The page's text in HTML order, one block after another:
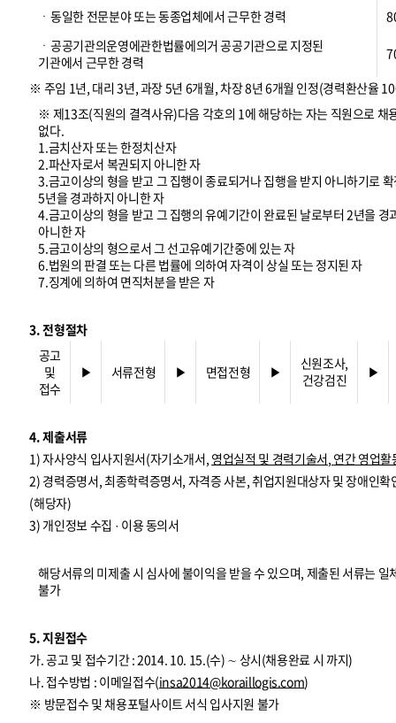
ㆍ동일한 전문분야 또는 동종업체에서 근무한 경력
ㆍ공공기관의운영에관한법률에의거 공공기관으로 지정된
기관에서 근무한 경력
※ 주임 1년, 대리 3년, 과장 5년 6개월, 차장 8년 6개월 인정(경력환산율
※ 제13조(직원의 결격사유)다음 각호의 1에 해당하는 자는 직원으로 채
없다.
1.금치산자 또는 한정치산자
2.파산자로서 복권되지 아니한 자
3.금고이상의 형을 받고 그 집행이 종료되거나 집행을 받지 아니하기로
5년을 경과하지 아니한 자
4.금고이상의 형을 받고 그 집행의 유예기간이 완료된 날로부터 2년을 경
아니한 자
5.금고이상의 형으로서 그 선고유예기간중에 있는 자
6.법원의 판결 또는 다른 법률에 의하여 자격이 상실 또는 정지된 자
7.징계에 의하여 면직처분을 받은 자
3. 전형절차
공고
및
접수
▶ 서류전형 ▶ 면접전형 ▶
신원조사,
건강검진
▶
4. 제출서류
1) 자사양식 입사지원서(자기소개서, 영업실적 및 경력기술서, 연간 영업활
2) 경력증명서, 최종학력증명서, 자격증 사본, 취업지원대상자 및 장애인확
(해당자)
3) 개인정보 수집 · 이용 동의서
해당서류의 미제출 시 심사에 불이익을 받을 수 있으며, 제출된 서류는 일
불가
5. 지원접수
가. 공고 및 접수기간 : 2014. 10. 15.(수) ∼ 상시(채용완료 시 까지)
나. 접수방법 : 이메일접수(insa2014@koraillogis.com)
※ 방문접수 및 채용포털사이트 서식 입사지원 불가